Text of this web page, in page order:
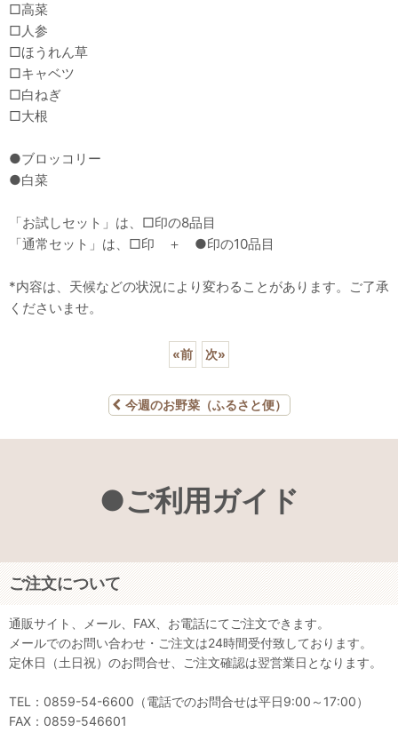
□高菜
□人参
□ほうれん草
□キャベツ
□白ねぎ
□大根
●ブロッコリー
●白菜
「お試しセット」は、□印の8品目
「通常セット」は、□印 ＋ ●印の10品目
*内容は、天候などの状況により変わることがあります。ご了承
くださいませ。
«前 次»
今週のお野菜（ふるさと便）
●ご利用ガイド
ご注文について
通販サイト、メール、FAX、お電話にてご注文できます。
メールでのお問い合わせ・ご注文は24時間受付致しております。
定休日（土日祝）のお問合せ、ご注文確認は翌営業日となります。
TEL：0859-54-6600（電話でのお問合せは平日9:00～17:00）
FAX：0859-546601